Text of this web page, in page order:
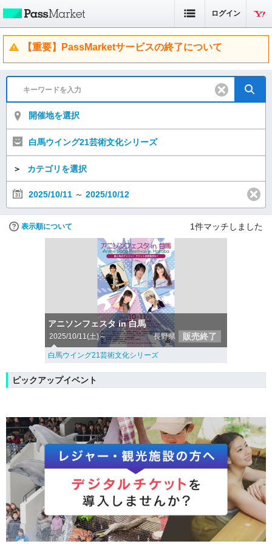
ログイン
【重要】PassMarketサービスの終了について
開催地を選択
白馬ウイング21芸術文化シリーズ
＞ カテゴリを選択
2025/10/11 ～ 2025/10/12
表示順について 1件マッチしました
アニソンフェスタ in 白馬
2025/10/11(土)～ 長野県 販売終了
白馬ウイング21芸術文化シリーズ
ピックアップイベント